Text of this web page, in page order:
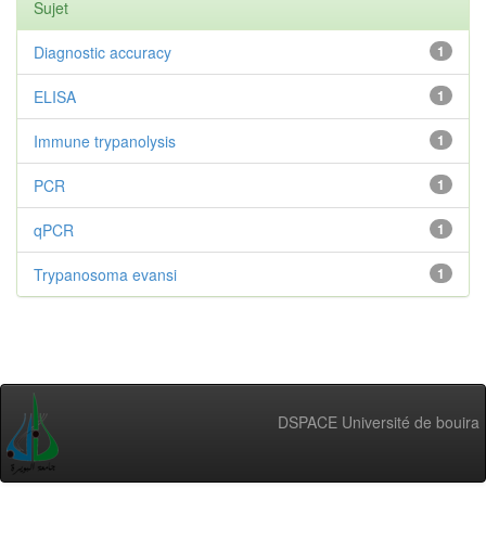
Sujet
1
Diagnostic accuracy
1
ELISA
1
Immune trypanolysis
1
PCR
1
qPCR
1
Trypanosoma evansi
DSPACE Université de bouira